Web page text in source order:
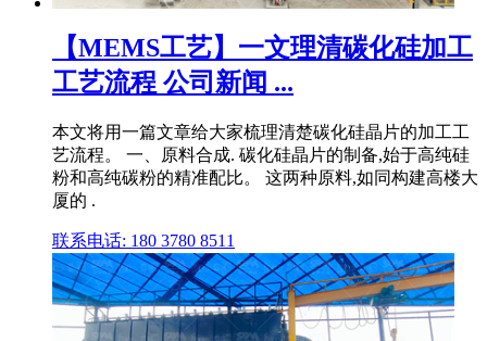
【MEMS工艺】一文理清碳化硅加工
工艺流程 公司新闻 ...
本文将用一篇文章给大家梳理清楚碳化硅晶片的加工工
艺流程。 一、原料合成. 碳化硅晶片的制备,始于高纯硅
粉和高纯碳粉的精准配比。 这两种原料,如同构建高楼大
厦的 .
联系电话: 180 3780 8511